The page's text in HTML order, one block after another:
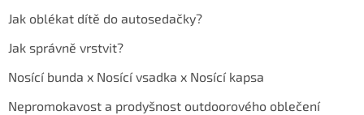
Jak oblékat dítě do autosedačky?
Jak správně vrstvit?
Nosící bunda x Nosící vsadka x Nosící kapsa
Nepromokavost a prodyšnost outdoorového oblečení